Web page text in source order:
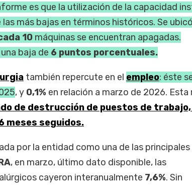
es que la utilización de la capacidad
más bajas en términos históricos. Se ubicó
10máquinas se encuentran apagadas.
baja de 6 puntos porcentuales.
también repercute en el empleo: éste
, y 0,1% en relación a marzo de 2026. Esta
de destrucción de puestos de trabajo,
meses seguidos.
por la entidad como una de las
, en marzo, último dato disponible, las
cayeron interanualmente 7,6%. Sin